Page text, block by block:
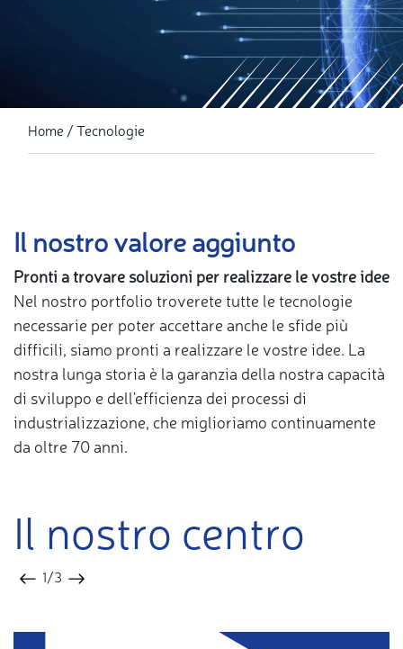
Home Tecnologie
Il nostro valore aggiunto
Pronti a trovare soluzioni per realizzare le vostre idee
Nel nostro portfolio troverete tutte le tecnologie
necessarie per poter accettare anche le sfide più
difficili, siamo pronti a realizzare le vostre idee. La
nostra lunga storia è la garanzia della nostra capacità
di sviluppo e dell'efficienza dei processi di
industrializzazione, che miglioriamo continuamente
da oltre 70 anni.
Il nostro centro
1/3